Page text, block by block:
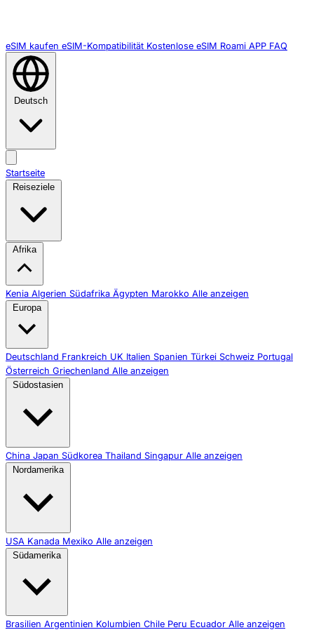
eSIM kaufen eSIM-Kompatibilität Kostenlose eSIM Roami APP FAQ
Deutsch
Startseite
Reiseziele
Afrika
Kenia Algerien Südafrika Ägypten Marokko Alle anzeigen
Europa
Deutschland Frankreich UK Italien Spanien Türkei Schweiz Portugal
Österreich Griechenland Alle anzeigen
Südostasien
China Japan Südkorea Thailand Singapur Alle anzeigen
Nordamerika
USA Kanada Mexiko Alle anzeigen
Südamerika
Brasilien Argentinien Kolumbien Chile Peru Ecuador Alle anzeigen